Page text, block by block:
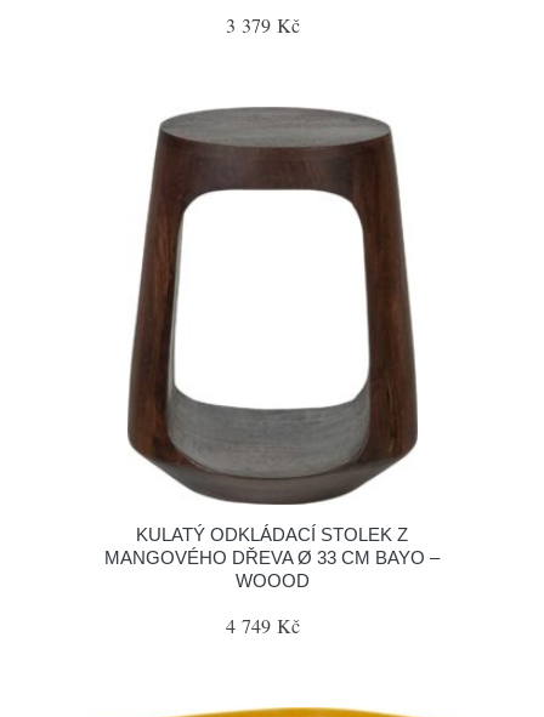
3 379 Kč
KULATÝ ODKLÁDACÍ STOLEK Z
MANGOVÉHO DŘEVA Ø 33 CM BAYO –
WOOOD
4 749 Kč